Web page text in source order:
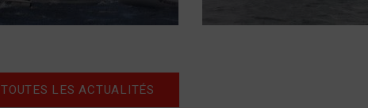
TOUTES LES ACTUALITÉS